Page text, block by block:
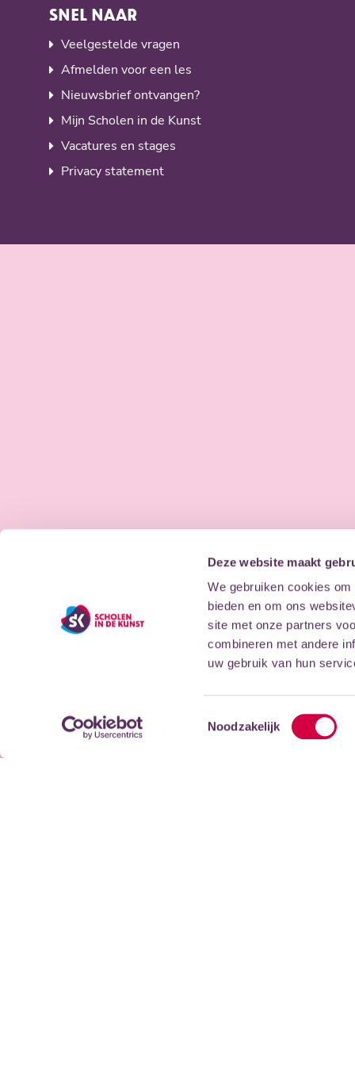
Deze website maakt
We gebruiken cookies
bieden en om ons
site met onze partners
combineren met andere
uw gebruik van hun
Toestemmingsselectie
Noodzakelijk
SNEL NAAR
Veelgestelde vragen
Afmelden voor een les
Nieuwsbrief ontvangen?
Mijn Scholen in de Kunst
Vacatures en stages
Privacy statement